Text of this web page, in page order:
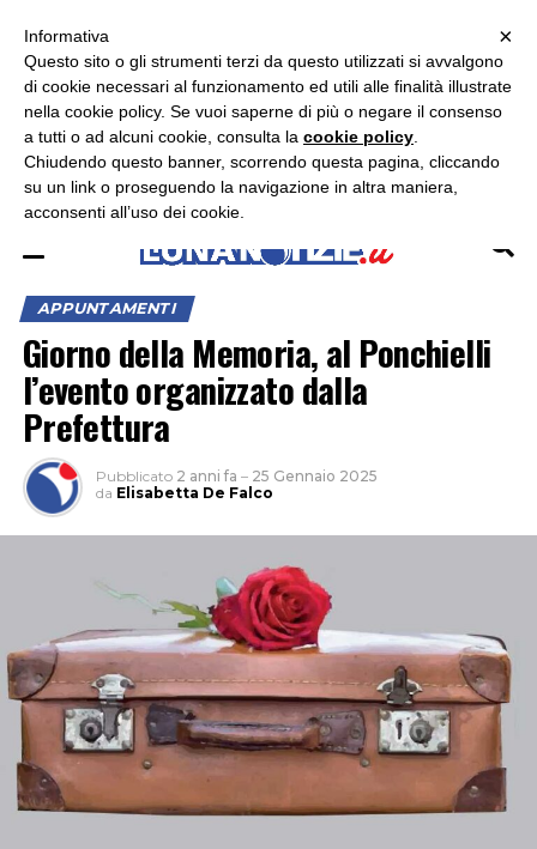
ASCOLTA RADIO LUNA
APPUNTAMENTI
Giorno della Memoria, al Ponchielli
l’evento organizzato dalla
Prefettura
Pubblicato 2 anni fa – 25 Gennaio 2025
da Elisabetta De Falco
×
×
Informativa
Questo sito o gli strumenti terzi da questo utilizzati si avvalgono
di cookie necessari al funzionamento ed utili alle finalità illustrate
nella cookie policy. Se vuoi saperne di più o negare il consenso
a tutti o ad alcuni cookie, consulta la cookie policy
Chiudendo questo banner, scorrendo questa pagina, cliccando
su un link o proseguendo la navigazione in altra maniera,
acconsenti all’uso dei cookie.